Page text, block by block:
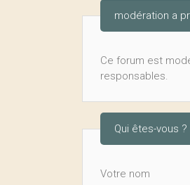
modération a
Ce forum est
responsables.
Qui êtes-vous ?
Votre nom